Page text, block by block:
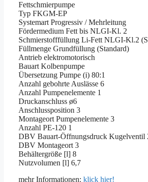
Fettschmierpumpe
Typ FKGM-EP
Systemart Progressiv / Mehrleitung
Fördermedium Fett bis NLGI-Kl. 2
Schmierstofffüllung Li-Fett NLGI-Kl.2
Füllmenge Grundfüllung (Standard)
Antrieb elektromotorisch
Bauart Kolbenpumpe
Übersetzung Pumpe (i) 80:1
Anzahl gebohrte Auslässe 6
Anzahl Pumpenelemente 1
Druckanschluss ø6
Anschlussposition 3
Montageort Pumpenelemente 3
Anzahl PE-120 1
DBV Bauart-Öffnungsdruck Kugelventil
DBV Montageort 3
Behältergröße [l] 8
Nutzvolumen [l] 6,7
mehr Informationen: klick hier!